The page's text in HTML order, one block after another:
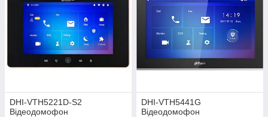
DHI-VTH5221D-S2
Відеодомофон
DHI-VTH5441G
Відеодомофон